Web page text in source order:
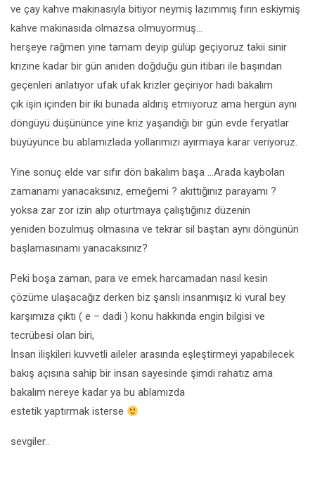
ve çay kahve makinasıyla bitiyor neymiş lazımmış fırın eskiymiş
kahve makinasıda olmazsa olmuyormuş…
herşeye rağmen yine tamam deyip gülüp geçiyoruz takii sinir
krizine kadar bir gün aniden doğduğu gün itibari ile başından
geçenleri anlatıyor ufak ufak krizler geçiriyor hadi bakalım
çık işin içinden bir iki bunada aldırış etmiyoruz ama hergün aynı
döngüyü düşününce yine kriz yaşandığı bir gün evde feryatlar
büyüyünce bu ablamızlada yollarımızı ayırmaya karar veriyoruz.
Yine sonuç elde var sıfır dön bakalım başa …Arada kaybolan
zamanamı yanacaksınız, emeğemi ? akıttığınız parayamı ?
yoksa zar zor izin alıp oturtmaya çalıştığınız düzenin
yeniden bozulmuş olmasına ve tekrar sil baştan aynı döngünün
başlamasınamı yanacaksınız?
Peki boşa zaman, para ve emek harcamadan nasıl kesin
çözüme ulaşacağız derken biz şanslı insanmışız ki vural bey
karşımıza çıktı ( e – dadi ) konu hakkında engin bilgisi ve
tecrübesi olan biri,
İnsan ilişkileri kuvvetli aileler arasında eşleştirmeyi yapabilecek
bakış açısına sahip bir insan sayesinde şimdi rahatız ama
bakalım nereye kadar ya bu ablamızda
estetik yaptırmak isterse
sevgiler..